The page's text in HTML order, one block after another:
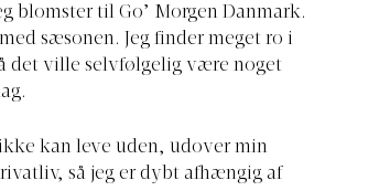
blomster til Go’ Morgen Danmark.
sæsonen. Jeg finder meget ro i
det ville selvfølgelig være noget
kan leve uden, udover min
så jeg er dybt afhængig af